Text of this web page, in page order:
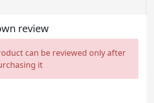
review
can be reviewed only after
it